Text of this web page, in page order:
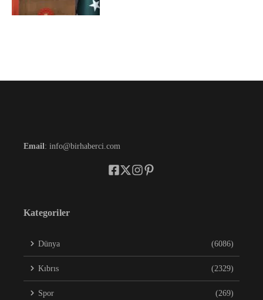
Email : info@birhaberci.com
Kategoriler
Dünya (6086)
Kıbrıs (2329)
Spor (269)